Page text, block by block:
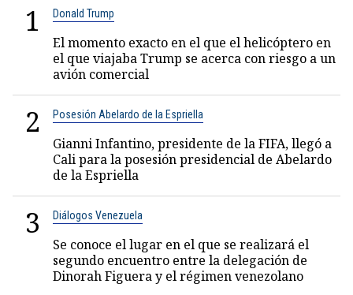
1 Donald Trump
El momento exacto en el que el helicóptero en
el que viajaba Trump se acerca con riesgo a un
avión comercial
2 Posesión Abelardo de la Espriella
Gianni Infantino, presidente de la FIFA, llegó a
Cali para la posesión presidencial de Abelardo
de la Espriella
3 Diálogos Venezuela
Se conoce el lugar en el que se realizará el
segundo encuentro entre la delegación de
Dinorah Figuera y el régimen venezolano